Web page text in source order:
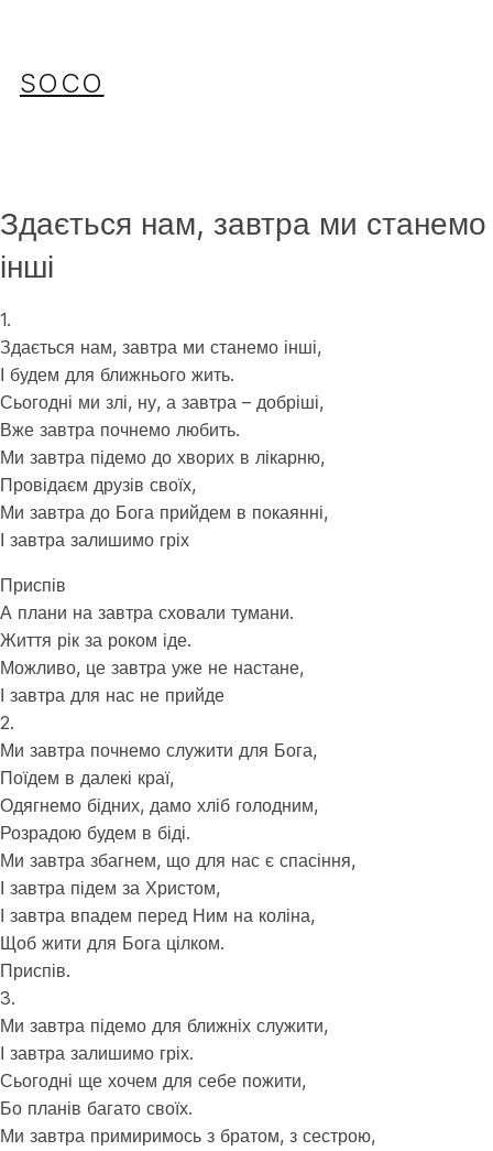
SOCO
Здається нам, завтра ми станемо
інші
1.
Здається нам, завтра ми станемо інші,
І будем для ближнього жить.
Сьогодні ми злі, ну, а завтра – добріші,
Вже завтра почнемо любить.
Ми завтра підемо до хворих в лікарню,
Провідаєм друзів своїх,
Ми завтра до Бога прийдем в покаянні,
І завтра залишимо гріх
Приспів
А плани на завтра сховали тумани.
Життя рік за роком іде.
Можливо, це завтра уже не настане,
І завтра для нас не прийде
2.
Ми завтра почнемо служити для Бога,
Поїдем в далекі краї,
Одягнемо бідних, дамо хліб голодним,
Розрадою будем в біді.
Ми завтра збагнем, що для нас є спасіння,
І завтра підем за Христом,
І завтра впадем перед Ним на коліна,
Щоб жити для Бога цілком.
Приспів.
3.
Ми завтра підемо для ближніх служити,
І завтра залишимо гріх.
Сьогодні ще хочем для себе пожити,
Бо планів багато своїх.
Ми завтра примиримось з братом, з сестрою,